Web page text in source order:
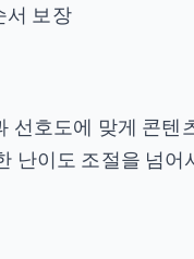
서 보장
선호도에 맞게 콘텐
난이도 조절을 넘어